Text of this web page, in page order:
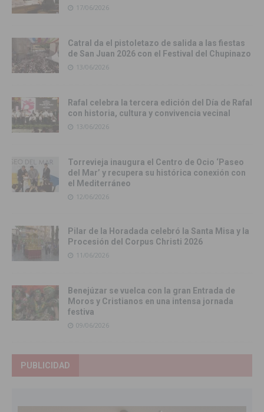
17/06/2026
Catral da el pistoletazo de salida a las fiestas
de San Juan 2026 con el Festival del Chupinazo
13/06/2026
Rafal celebra la tercera edición del Día de Rafal
con historia, cultura y convivencia vecinal
13/06/2026
Torrevieja inaugura el Centro de Ocio ‘Paseo
del Mar’ y recupera su histórica conexión con
el Mediterráneo
12/06/2026
Pilar de la Horadada celebró la Santa Misa y la
Procesión del Corpus Christi 2026
11/06/2026
Benejúzar se vuelca con la gran Entrada de
Moros y Cristianos en una intensa jornada
festiva
09/06/2026
PUBLICIDAD